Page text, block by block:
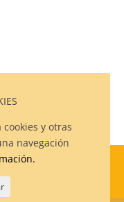
y otras
navegación